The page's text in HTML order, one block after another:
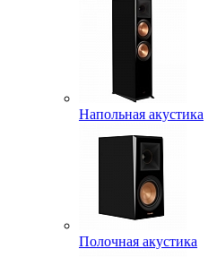
Напольная акустика
Полочная акустика